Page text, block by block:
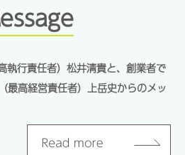
行責任者）松井清貴と、創業者で
最高経営責任者）上岳史からのメッ